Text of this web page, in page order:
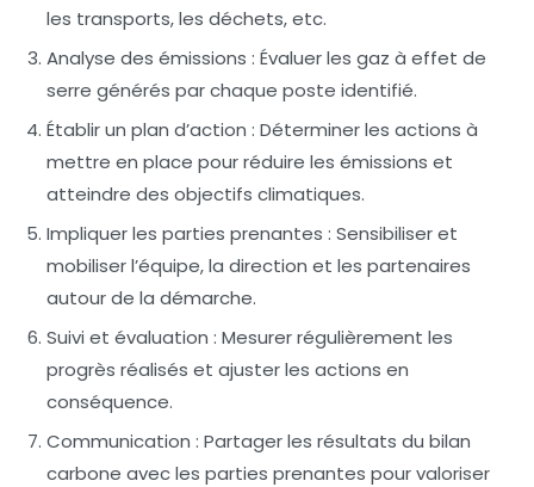
les transports, les déchets, etc.
Analyse des émissions : Évaluer les gaz à effet de
serre générés par chaque poste identifié.
Établir un plan d’action : Déterminer les actions à
mettre en place pour réduire les émissions et
atteindre des objectifs climatiques.
Impliquer les parties prenantes : Sensibiliser et
mobiliser l’équipe, la direction et les partenaires
autour de la démarche.
Suivi et évaluation : Mesurer régulièrement les
progrès réalisés et ajuster les actions en
conséquence.
Communication : Partager les résultats du bilan
carbone avec les parties prenantes pour valoriser